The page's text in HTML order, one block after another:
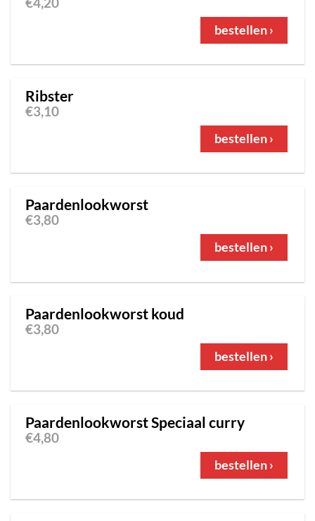
bestellen ›
Ribster
€3,10
bestellen ›
Paardenlookworst
€3,80
bestellen ›
Paardenlookworst koud
€3,80
bestellen ›
Paardenlookworst Speciaal curry
€4,80
bestellen ›